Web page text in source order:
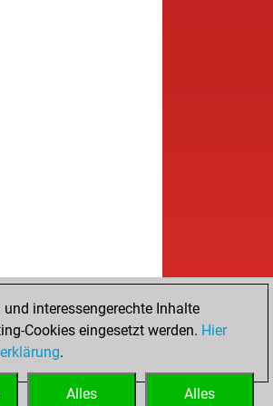
interessengerechte Inhalte
Cookies eingesetzt werden. Hier
.
Alles
Alles